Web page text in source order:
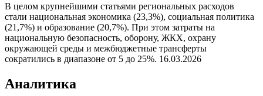
В целом крупнейшими статьями региональных расходов
стали национальная экономика (23,3%), социальная политика
(21,7%) и образование (20,7%). При этом затраты на
национальную безопасность, оборону, ЖКХ, охрану
окружающей среды и межбюджетные трансферты
сократились в диапазоне от 5 до 25%. 16.03.2026
Аналитика